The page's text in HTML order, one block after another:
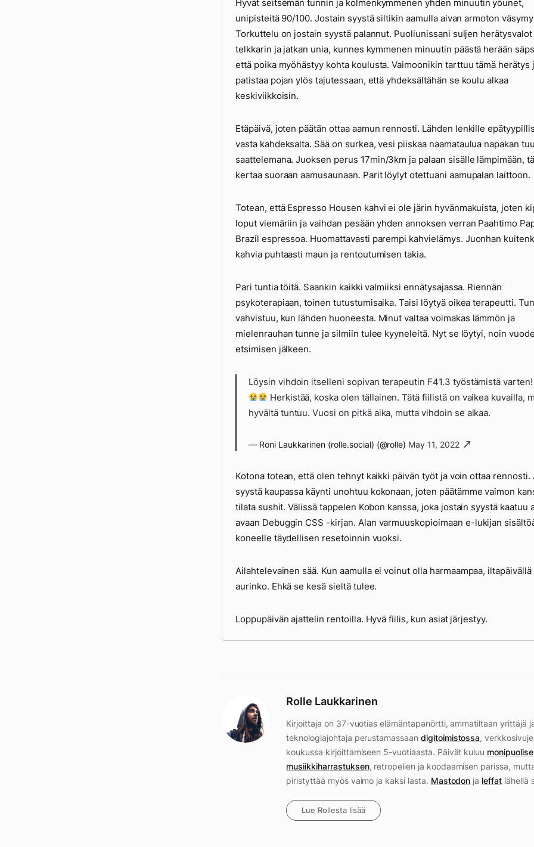
Hyvät seitsemän tunnin ja kolmenkymmenen yhden minuutin yöunet,
unipisteitä 90/100. Jostain syystä siltikin aamulla aivan armoton
Torkuttelu on jostain syystä palannut. Puoliunissani suljen herätysvalot
telkkarin ja jatkan unia, kunnes kymmenen minuutin päästä herään
että poika myöhästyy kohta koulusta. Vaimoonikin tarttuu tämä herätys
patistaa pojan ylös tajutessaan, että yhdeksältähän se koulu alkaa
keskiviikkoisin.
Etäpäivä, joten päätän ottaa aamun rennosti. Lähden lenkille
vasta kahdeksalta. Sää on surkea, vesi piiskaa naamataulua napakan
saattelemana. Juoksen perus 17min/3km ja palaan sisälle lämpimään,
kertaa suoraan aamusaunaan. Parit löylyt otettuani aamupalan laittoon.
Totean, että Espresso Housen kahvi ei ole järin hyvänmakuista, joten
loput viemäriin ja vaihdan pesään yhden annoksen verran Paahtimo
Brazil espressoa. Huomattavasti parempi kahvielämys. Juonhan
kahvia puhtaasti maun ja rentoutumisen takia.
Pari tuntia töitä. Saankin kaikki valmiiksi ennätysajassa. Riennän
psykoterapiaan, toinen tutustumisaika. Taisi löytyä oikea terapeutti.
vahvistuu, kun lähden huoneesta. Minut valtaa voimakas lämmön ja
mielenrauhan tunne ja silmiin tulee kyyneleitä. Nyt se löytyi, noin
etsimisen jälkeen.
Löysin vihdoin itselleni sopivan terapeutin F41.3 työstämistä
Herkistää, koska olen tällainen. Tätä fiilistä on vaikea kuvailla,
hyvältä tuntuu. Vuosi on pitkä aika, mutta vihdoin se alkaa.
— Roni Laukkarinen (rolle.social) (@rolle) May 11, 2022
Kotona totean, että olen tehnyt kaikki päivän työt ja voin ottaa rennosti.
syystä kaupassa käynti unohtuu kokonaan, joten päätämme vaimon
tilata sushit. Välissä tappelen Kobon kanssa, joka jostain syystä kaatuu
avaan Debuggin CSS -kirjan. Alan varmuuskopioimaan e-lukijan
koneelle täydellisen resetoinnin vuoksi.
Ailahtelevainen sää. Kun aamulla ei voinut olla harmaampaa, iltapäivällä
aurinko. Ehkä se kesä sieltä tulee.
Loppupäivän ajattelin rentoilla. Hyvä fiilis, kun asiat järjestyy.
Rolle Laukkarinen
Kirjoittaja on 37-vuotias elämäntapanörtti, ammatiltaan yrittäjä
teknologiajohtaja perustamassaan digitoimistossa,
koukussa kirjoittamiseen 5-vuotiaasta. Päivät kuluu
musiikkiharrastuksen, retropelien ja koodaamisen parissa,
piristyttää myös vaimo ja kaksi lasta. Mastodon ja leffatlähellä
Lue Rollesta lisää